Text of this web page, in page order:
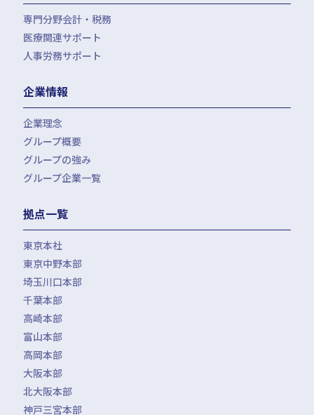
専門分野会計・税務
会計・税務（医科）
会計・税務（歯科）
会計・税務（社会福祉法人）
会計・税務（保育）
会計・税務（公益法人）
医療関連サポート
開業サポート
医療経営サポート
クリニック承継サポート
人事労務サポート
企業情報
企業理念
グループ概要
グループの強み
グループ企業一覧
拠点一覧
東京本社
東京中野本部
埼玉川口本部
千葉本部
高崎本部
富山本部
高岡本部
大阪本部
北大阪本部
神戸三宮本部